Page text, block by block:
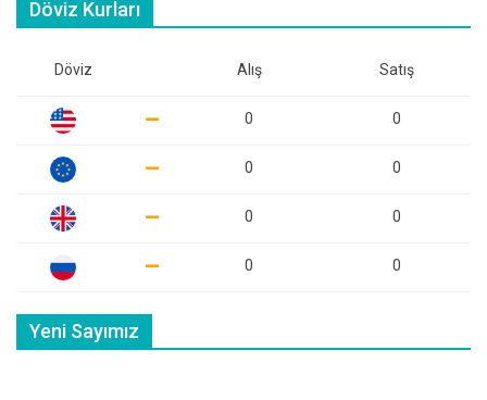
Döviz Kurları
Döviz Alış Satış
0 0
0 0
0 0
0 0
Yeni Sayımız